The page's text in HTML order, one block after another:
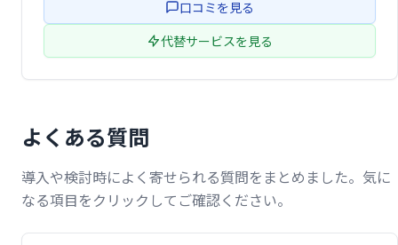
口コミを見る
代替サービスを見る
よくある質問
導入や検討時によく寄せられる質問をまとめました。気に
なる項目をクリックしてご確認ください。